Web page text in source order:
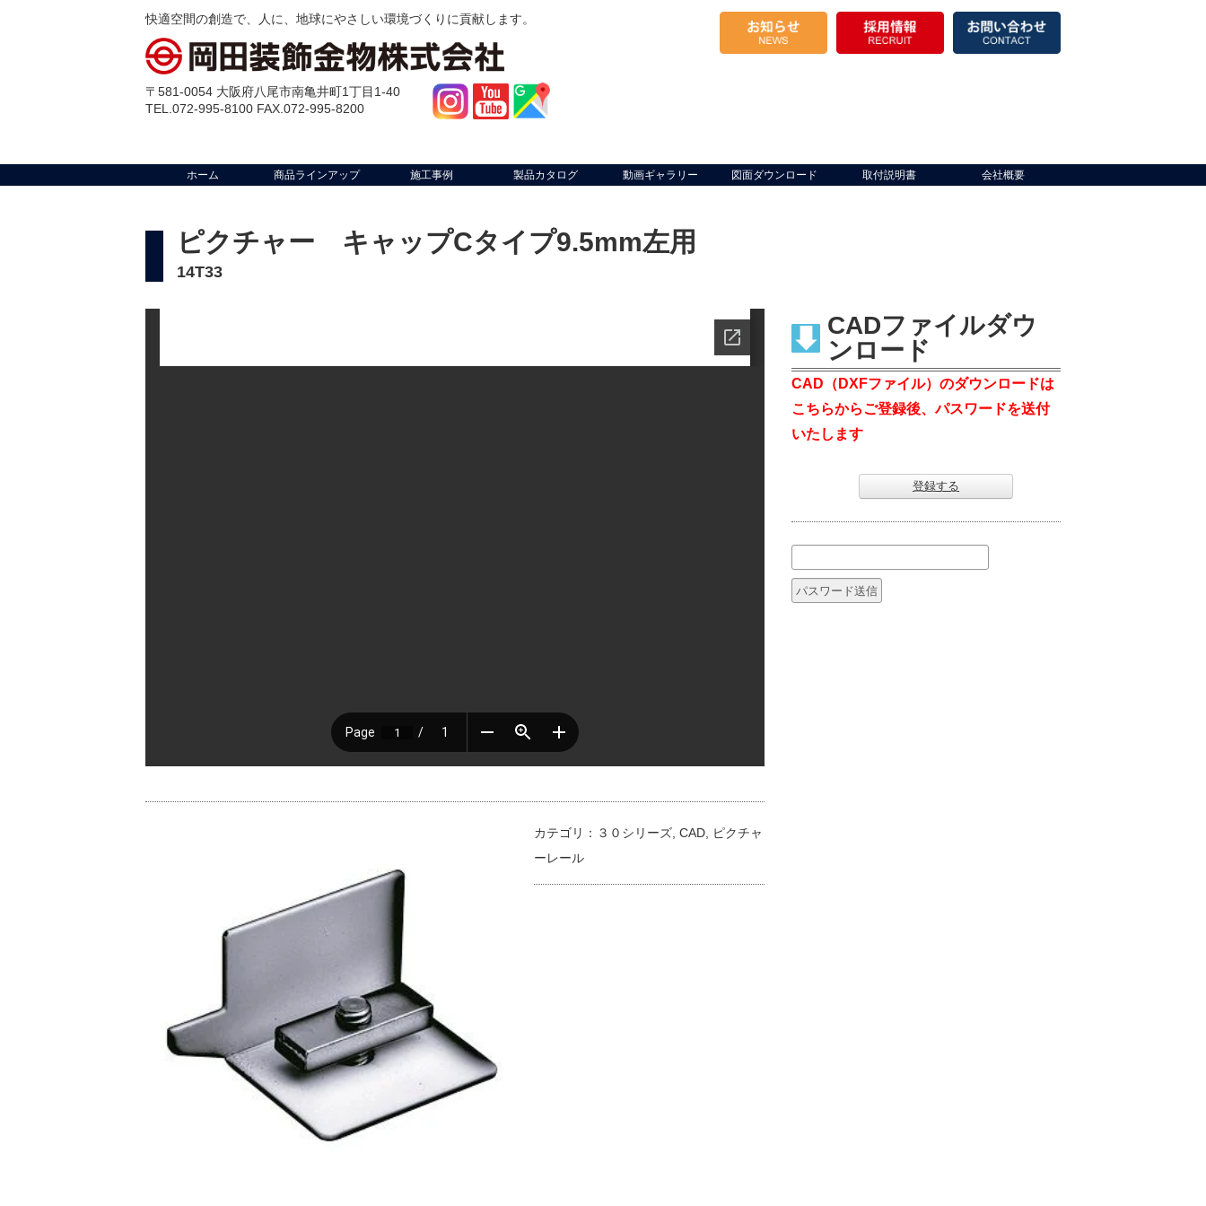
快適空間の創造で、人に、地球にやさしい環境づくりに貢献します。
〒581-0054 大阪府八尾市南亀井町1丁目1-40
TEL.072-995-8100 FAX.072-995-8200
ホーム 商品ラインアップ 施工事例 製品カタログ 動画ギャラリー 図面ダウンロード 取付説明書 会社概要
ピクチャー キャップCタイプ9.5mm左用
14T33
カテゴリ： ３０シリーズ, CAD,
ピクチャ
ーレール
CADファイルダウ
ンロード
CAD（DXFファイル）のダウンロードは
こちらからご登録後、パスワードを送付
いたします
登録する